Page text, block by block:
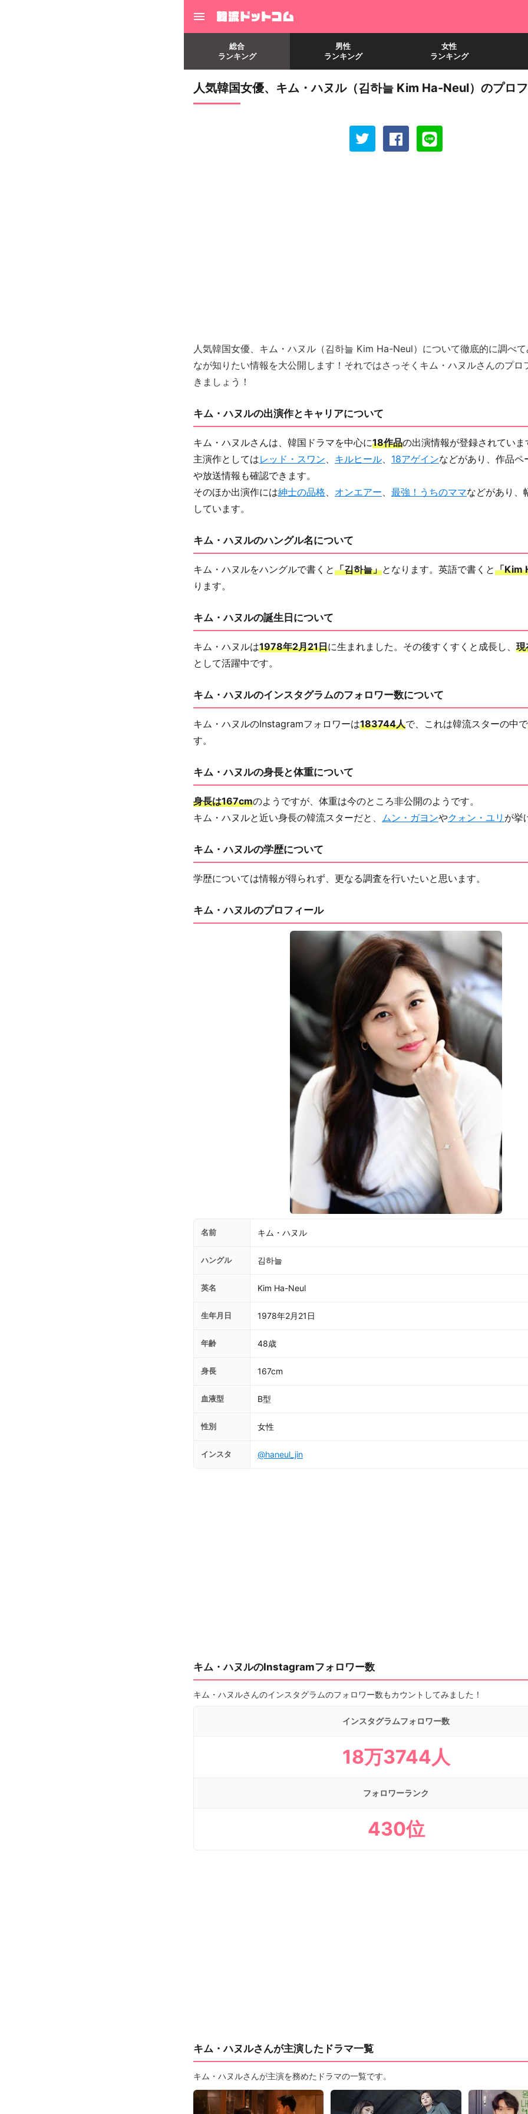
総合
ランキング
男性
ランキング
女性
ランキング
人気韓国女優、キム・ハヌル（김하늘 Kim Ha-Neul）のプロ
人気韓国女優、キム・ハヌル（김하늘 Kim Ha-Neul）について徹底的に調べ
なが知りたい情報を大公開します！それではさっそくキム・ハヌルさんのプロ
きましょう！
キム・ハヌルの出演作とキャリアについて
キム・ハヌルさんは、韓国ドラマを中心に18作品の出演情報が登録されていま
主演作としてはレッド・スワン、 キルヒール、 18アゲインなどがあり、作品ペ
や放送情報も確認できます。
そのほか出演作には紳士の品格、 オンエアー、 最強！うちのママなどがあり、
しています。
キム・ハヌルのハングル名について
キム・ハヌルをハングルで書くと「김하늘」となります。英語で書くと「Kim
ります。
キム・ハヌルの誕生日について
キム・ハヌルは1978年2月21日に生まれました。その後すくすくと成長し、
として活躍中です。
キム・ハヌルのインスタグラムのフォロワー数について
キム・ハヌルのInstagramフォロワーは183744人で、これは韓流スターの中で
す。
キム・ハヌルの身長と体重について
身長は167cmのようですが、体重は今のところ非公開のようです。
キム・ハヌルと近い身長の韓流スターだと、 ムン・ガヨンやクォン・ユリ が挙
キム・ハヌルの学歴について
学歴については情報が得られず、更なる調査を行いたいと思います。
キム・ハヌルのプロフィール
名前 キム・ハヌル
ハングル 김하늘
英名 Kim Ha-Neul
生年月日 1978年2月21日
年齢 48歳
身長 167cm
血液型 B型
性別 女性
インスタ @haneul_jin
キム・ハヌルのInstagramフォロワー数
キム・ハヌルさんのインスタグラムのフォロワー数もカウントしてみました！
インスタグラムフォロワー数
18万3744人
フォロワーランク
430位
キム・ハヌルさんが主演したドラマ一覧
キム・ハヌルさんが主演を務めたドラマの一覧です。